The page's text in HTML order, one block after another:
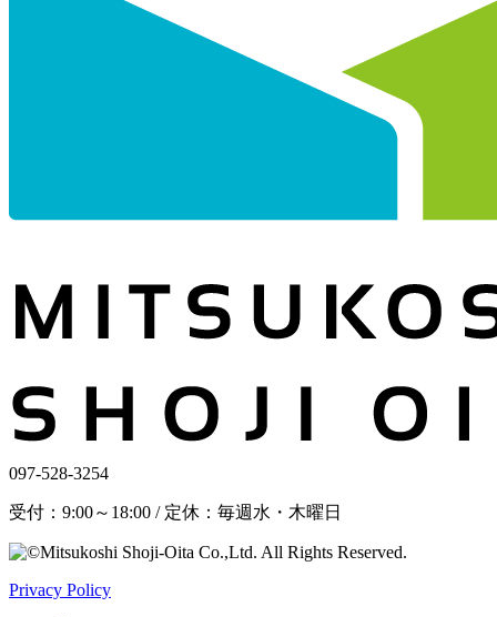
097-528-3254
受付：9:00～18:00 / 定休：毎週水・木曜日
Privacy Policy